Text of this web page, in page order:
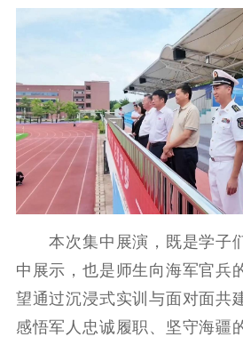
电影创作
机关党建
党建要闻
文化人才
紫金人才
数据资源
公共服务
新时代公民素养
提升资源库
新闻出版
政务服务
本次集中展演，既是学子
中展示，也是师生向海军官兵
望通过沉浸式实训与面对面共
感悟军人忠诚履职、坚守海疆